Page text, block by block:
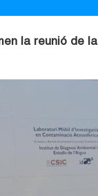
la reunió de la